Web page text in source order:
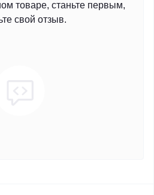
товаре, станьте первым,
свой отзыв.